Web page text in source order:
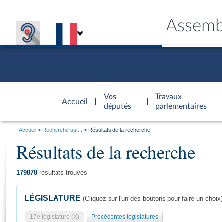
Accueil
d'accueil
Vos
députés
Travaux
parlementaires
Général
Vous
Accueil Recherche sur... Résultats de la recherche
Résultats de la recherche
179878 résultats trouvés
LÉGISLATURE (Cliquez sur l'un des boutons pour faire un choix)
17e législature (X) Précédentes législatures